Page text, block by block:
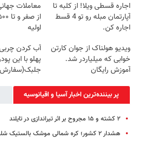
اجاره‌ قسطی ویلا! از کلبه تا
آپارتمان مبله رو تو 4 قسط
اجاره کن.
معاملات
اولیه
ویدیو هولناک از جوان کارتن
خوابی که میلیاردر شد.
آموزش رایگان
آب کردن
پهلو با این
پر بیننده‌ترین اخبار آسیا و اقیانوسیه
۲ کشته و ۱۵ مجروح بر اثر تیراندازی در تایلند
هشدار ۲ کشور؛ کره شمالی موشک بالستیک شلیک کرد